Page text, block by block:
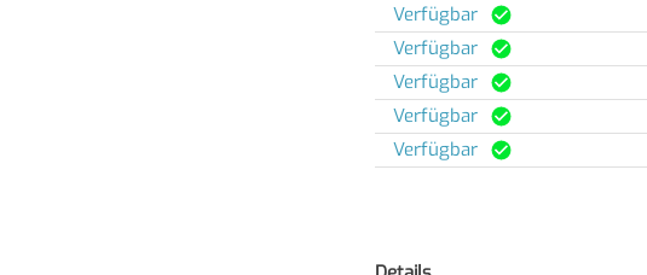
Verfügbar
Verfügbar
Verfügbar
Verfügbar
Verfügbar